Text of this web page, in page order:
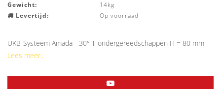
Gewicht:
14kg
Levertijd:
Op voorraad
UKB-Systeem Amada - 30° T-ondergereedschappen H = 80 mm
Lees meer..